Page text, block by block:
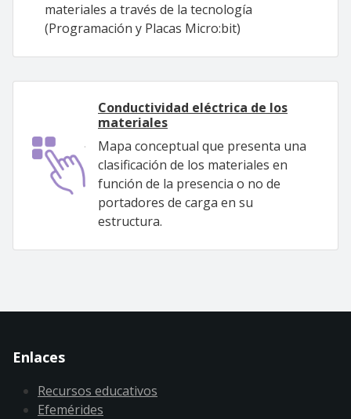
materiales a través de la tecnología
(Programación y Placas Micro:bit)
Conductividad eléctrica de los
materiales
Mapa conceptual que presenta una
clasificación de los materiales en
función de la presencia o no de
portadores de carga en su
estructura.
Enlaces
Recursos educativos
Efemérides